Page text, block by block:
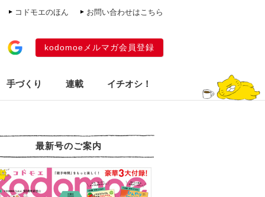
コドモエのほん お問い合わせはこちら
kodomoeメルマガ会員登録
手づくり 連載 イチオシ！
最新号のご案内